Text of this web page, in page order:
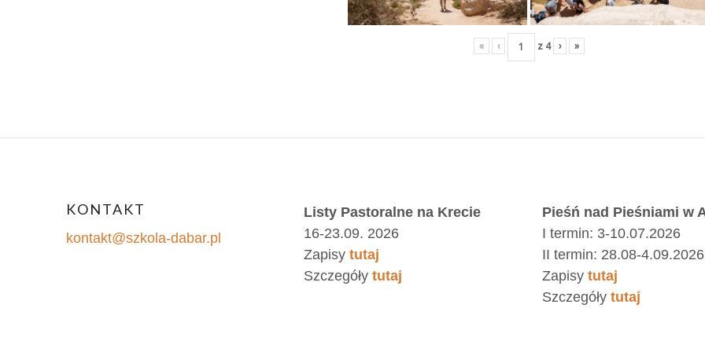
« ‹ z 4 › »
KONTAKT
kontakt@szkola-dabar.pl
Listy Pastoralne na Krecie
16-23.09. 2026
Zapisytutaj
Szczegółytutaj
Pieśń nad Pieśniami w
I termin: 3-10.07.2026
II termin: 28.08-4.09.2026
Zapisy tutaj
Szczegóły tutaj